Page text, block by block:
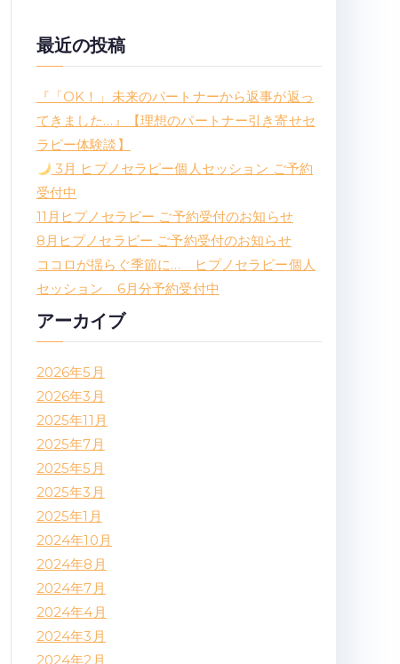
最近の投稿
『「OK！」未来のパートナーから返事が返っ
てきました…』【理想のパートナー引き寄せセ
ラピー体験談】
3月 ヒプノセラピー個人セッション ご予約
受付中
11月ヒプノセラピー ご予約受付のお知らせ
8月ヒプノセラピー ご予約受付のお知らせ
ココロが揺らぐ季節に… ヒプノセラピー個人
セッション 6月分予約受付中
アーカイブ
2026年5月
2026年3月
2025年11月
2025年7月
2025年5月
2025年3月
2025年1月
2024年10月
2024年8月
2024年7月
2024年4月
2024年3月
2024年2月